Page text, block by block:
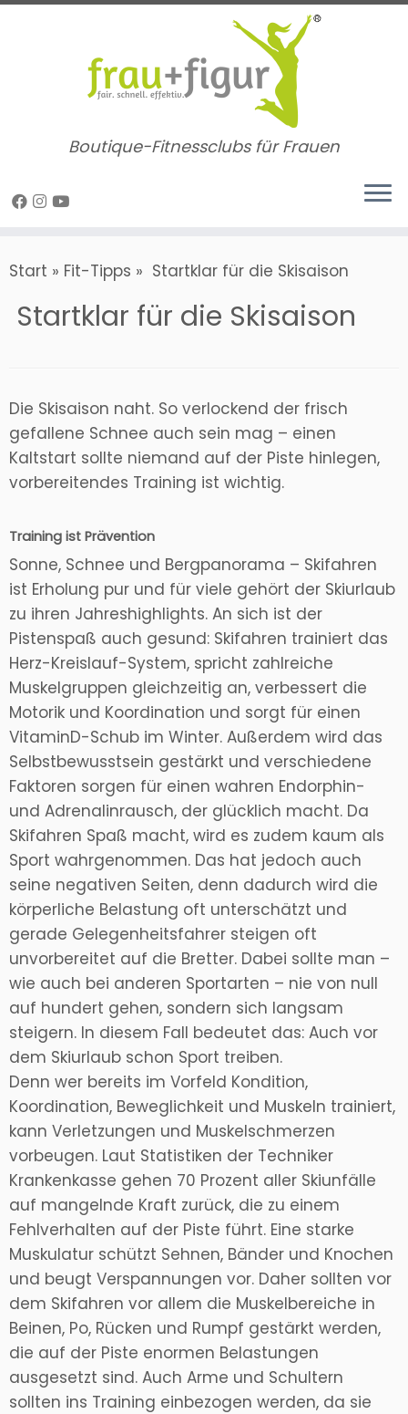
Zum
Boutique-Fitnessclubs für Frauen
Start » Fit-Tipps » ​ Startklar für die Skisaison
​ Startklar für die Skisaison
Die Skisaison naht. So verlockend der frisch
gefallene Schnee auch sein mag – einen
Kaltstart sollte niemand auf der Piste hinlegen,
vorbereitendes Training ist wichtig.
Training ist Prävention
Sonne, Schnee und Bergpanorama – Skifahren
ist Erholung pur und für viele gehört der Skiurlaub
zu ihren Jahreshighlights. An sich ist der
Pistenspaß auch gesund: Skifahren trainiert das
Herz-Kreislauf-System, spricht zahlreiche
Muskelgruppen gleichzeitig an, verbessert die
Motorik und Koordination und sorgt für einen
VitaminD-Schub im Winter. Außerdem wird das
Selbstbewusstsein gestärkt und verschiedene
Faktoren sorgen für einen wahren Endorphin-
und Adrenalinrausch, der glücklich macht. Da
Skifahren Spaß macht, wird es zudem kaum als
Sport wahrgenommen. Das hat jedoch auch
seine negativen Seiten, denn dadurch wird die
körperliche Belastung oft unterschätzt und
gerade Gelegenheitsfahrer steigen oft
unvorbereitet auf die Bretter. Dabei sollte man –
wie auch bei anderen Sportarten – nie von null
auf hundert gehen, sondern sich langsam
steigern. In diesem Fall bedeutet das: Auch vor
dem Skiurlaub schon Sport treiben.
Denn wer bereits im Vorfeld Kondition,
Koordination, Beweglichkeit und Muskeln trainiert,
kann Verletzungen und Muskelschmerzen
vorbeugen. Laut Statistiken der Techniker
Krankenkasse gehen 70 Prozent aller Skiunfälle
auf mangelnde Kraft zurück, die zu einem
Fehlverhalten auf der Piste führt. Eine starke
Muskulatur schützt Sehnen, Bänder und Knochen
und beugt Verspannungen vor. Daher sollten vor
dem Skifahren vor allem die Muskelbereiche in
Beinen, Po, Rücken und Rumpf gestärkt werden,
die auf der Piste enormen Belastungen
ausgesetzt sind. Auch Arme und Schultern
sollten ins Training einbezogen werden, da sie